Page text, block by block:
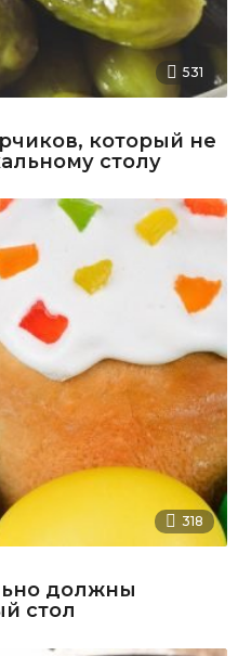
531
который не
столу
318
должны
стол